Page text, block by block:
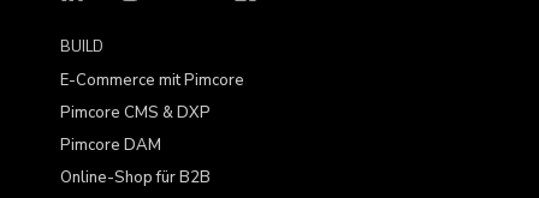
BUILD
E-Commerce mit Pimcore
Pimcore CMS & DXP
Pimcore DAM
Online-Shop für B2B